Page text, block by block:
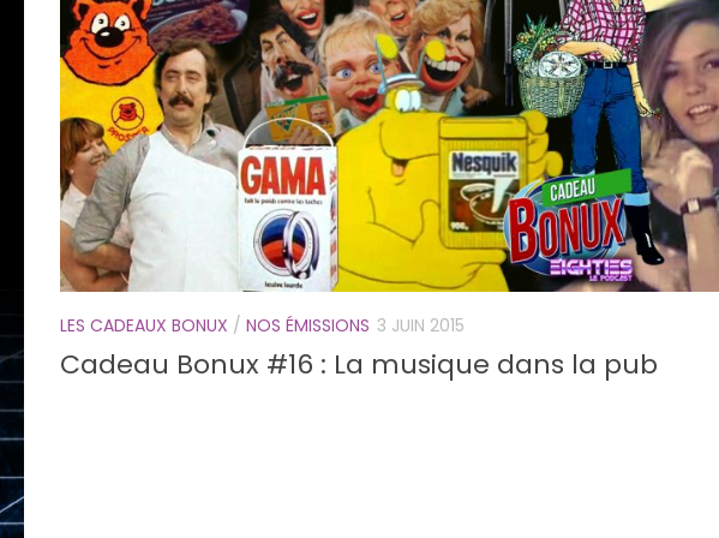
LES CADEAUX BONUX / NOS ÉMISSIONS 3 JUIN 2015
Cadeau Bonux #16 : La musique dans la pub